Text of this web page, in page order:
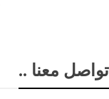
تواصل معنا ..